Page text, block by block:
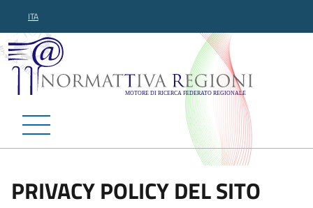
ITA
Normattiva Regioni -
PRIVACY POLICY DEL SITO